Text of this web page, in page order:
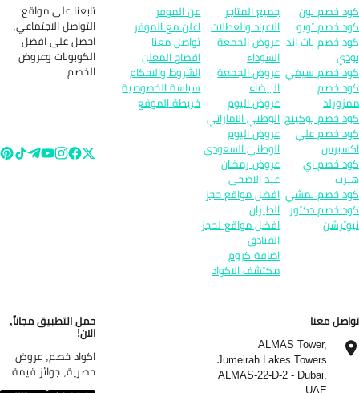
خصم نون
خصم تويو
خصم باث اند
خصم سيفي
خصم
خصم بوكينج
خصم علي
خصم اي
خصم نمشي
خصم دكتور
جميع المتاجر
الاعياد والعطلات
عروض الجمعة
السوداء
عروض الجمعة
البيضاء
عروض اليوم
الوطني الاماراتي
عروض اليوم
الوطني السعودي
عروض رمضان
عيد الاضحى
افضل مواقع حجز
الطيران
افضل مواقع لحجز
الفنادق
اضافة كروم
مكتشف الاكواد
عن الموفر
اعلن مع الموفر
تواصل معنا
افصاح المعلن
الشروط والاحكام
سياسة الخصوصية
خريطة الموقع
تابعنا على مواقع
التواصل الاجتماعي,
احصل على افضل
الكوبونات وعروض
الخصم
معنا
ALMAS Tower,
Jumeirah Lakes Towers
ALMAS-22-D-2 - Dubai,
حمل التطبيق مجاناً,
الان!
اكواد خصم, عروض
حصرية, جوائز قيمة